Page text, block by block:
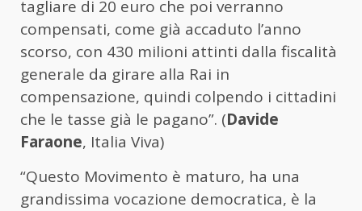
tagliare di 20 euro che poi verranno
compensati, come già accaduto l’anno
scorso, con 430 milioni attinti dalla fiscalità
generale da girare alla Rai in
compensazione, quindi colpendo i cittadini
che le tasse già le pagano”. (Davide
Faraone, Italia Viva)
“Questo Movimento è maturo, ha una
grandissima vocazione democratica, è la